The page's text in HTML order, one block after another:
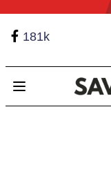
181k
Open main menu